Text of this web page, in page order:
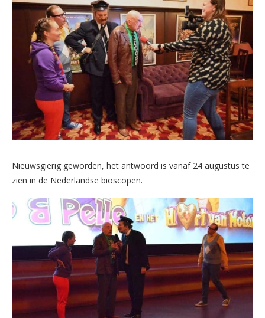
Nieuwsgierig geworden, het antwoord is vanaf 24 augustus te
zien in de Nederlandse bioscopen.